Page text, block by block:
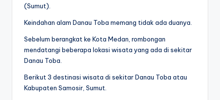
(Sumut).
Keindahan alam Danau Toba memang tidak ada duanya.
Sebelum berangkat ke Kota Medan, rombongan
mendatangi beberapa lokasi wisata yang ada di sekitar
Danau Toba.
Berikut 3 destinasi wisata di sekitar Danau Toba atau
Kabupaten Samosir, Sumut.